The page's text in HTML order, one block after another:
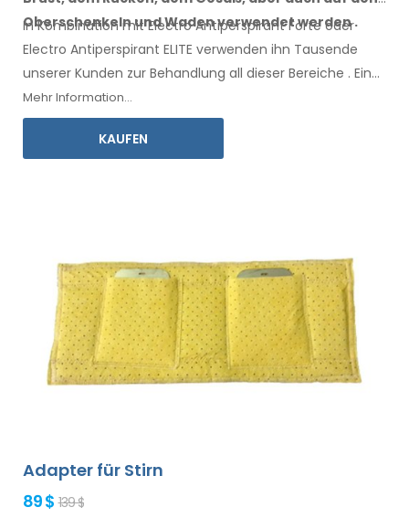
Oberschenkelnund Wadenverwendet werden.
In Kombination mit Electro Antiperspirant Forte oder
Electro Antiperspirant ELITE verwenden ihn Tausende
unserer Kunden zur Behandlung all dieser Bereiche . Eine
Gebrauchsanweisung
Mehr Information...
KAUFEN
Adapter für Stirn
89 $ 139 $